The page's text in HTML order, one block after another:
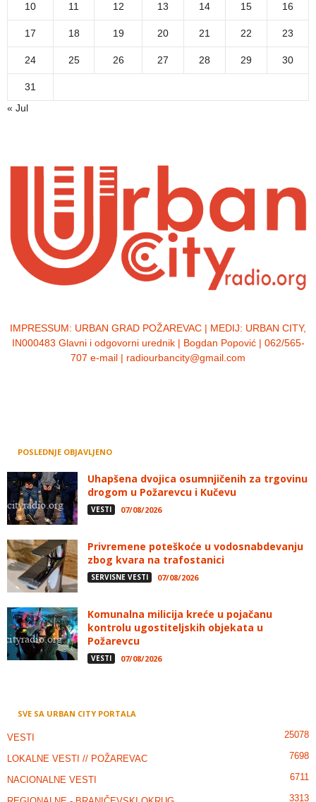
10 11 12 13 14 15 16
17 18 19 20 21 22 23
24 25 26 27 28 29 30
31
« Jul
IMPRESSUM: URBAN GRAD POŽAREVAC | MEDIJ: URBAN CITY,
IN000483 Glavni i odgovorni urednik | Bogdan Popović | 062/565-
707 e-mail | radiourbancity@gmail.com
POSLEDNJE OBJAVLJENO
Uhapšena dvojica osumnjičenih za trgovinu
drogom u Požarevcu i Kučevu
VESTI 07/08/2026
Privremene poteškoće u vodosnabdevanju
zbog kvara na trafostanici
SERVISNE VESTI 07/08/2026
Komunalna milicija kreće u pojačanu
kontrolu ugostiteljskih objekata u
Požarevcu
VESTI 07/08/2026
SVE SA URBAN CITY PORTALA
VESTI 25078
LOKALNE VESTI // POŽAREVAC 7698
NACIONALNE VESTI 6711
3313